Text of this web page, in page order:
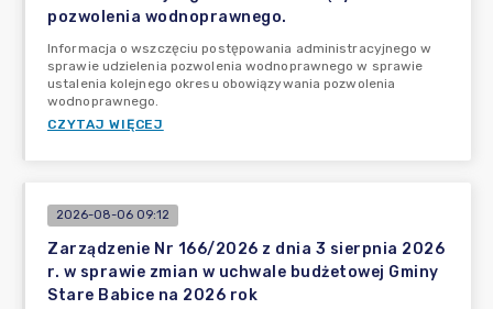
pozwolenia wodnoprawnego.
Informacja o wszczęciu postępowania administracyjnego w
sprawie udzielenia pozwolenia wodnoprawnego w sprawie
ustalenia kolejnego okresu obowiązywania pozwolenia
wodnoprawnego.
CZYTAJ WIĘCEJ
2026-08-06 09:12
Zarządzenie Nr 166/2026 z dnia 3 sierpnia 2026
r. w sprawie zmian w uchwale budżetowej Gminy
Stare Babice na 2026 rok